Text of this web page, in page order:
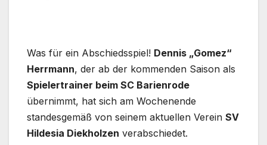
Was für ein Abschiedsspiel! Dennis „Gomez“
Herrmann, der ab der kommenden Saison als
Spielertrainer beim SC Barienrode
übernimmt, hat sich am Wochenende
standesgemäß von seinem aktuellen Verein SV
Hildesia Diekholzen verabschiedet.